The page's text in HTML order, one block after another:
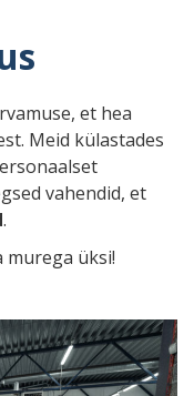
et hea
Meid külastades
vahendid, et
.
murega üksi!